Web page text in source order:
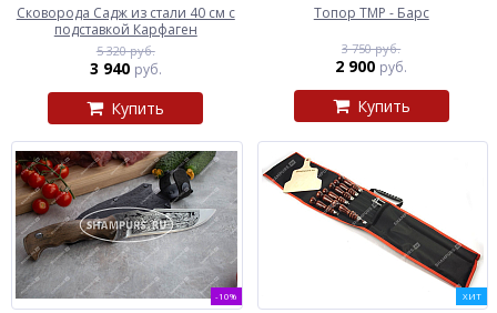
Сковорода Садж из стали 40 см с
подставкой Карфаген
5 320 руб.
3 940 руб.
Купить
Топор ТМР - Барс
3 750 руб.
2 900 руб.
Купить
-10% ХИТ